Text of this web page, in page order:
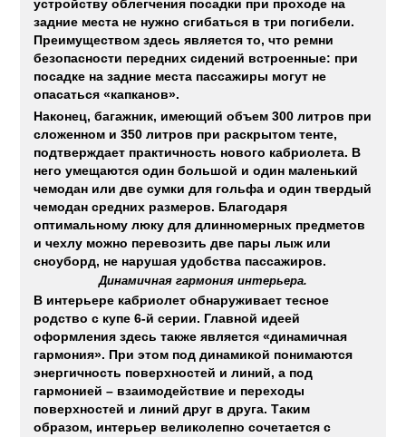
устройству облегчения посадки при проходе на
задние места не нужно сгибаться в три погибели.
Преимуществом здесь является то, что ремни
безопасности передних сидений встроенные: при
посадке на задние места пассажиры могут не
опасаться «капканов».
Наконец, багажник, имеющий объем 300 литров при
сложенном и 350 литров при раскрытом тенте,
подтверждает практичность нового кабриолета. В
него умещаются один большой и один маленький
чемодан или две сумки для гольфа и один твердый
чемодан средних размеров. Благодаря
оптимальному люку для длинномерных предметов
и чехлу можно перевозить две пары лыж или
сноуборд, не нарушая удобства пассажиров.
Динамичная гармония интерьера.
В интерьере кабриолет обнаруживает тесное
родство с купе 6-й серии. Главной идеей
оформления здесь также является «динамичная
гармония». При этом под динамикой понимаются
энергичность поверхностей и линий, а под
гармонией – взаимодействие и переходы
поверхностей и линий друг в друга. Таким
образом, интерьер великолепно сочетается с